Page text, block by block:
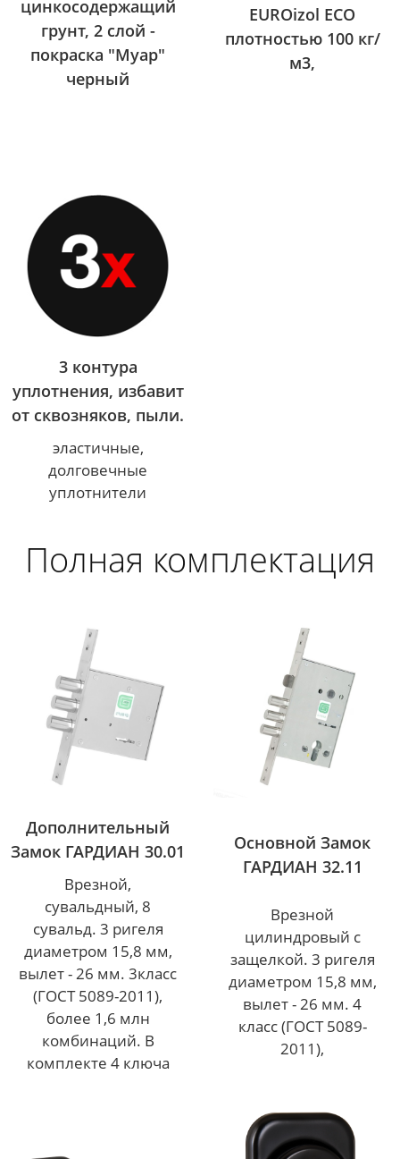
цинкосодержащий
грунт, 2 слой -
покраска "Муар"
черный
EUROizol ECO
плотностью 100 кг/
м3,
3 контура
уплотнения, избавит
от сквозняков, пыли.
эластичные,
долговечные
уплотнители
Полная комплектация
Дополнительный
Замок ГАРДИАН 30.01
Врезной,
сувальдный, 8
сувальд. 3 ригеля
диаметром 15,8 мм,
вылет - 26 мм. 3класс
(ГОСТ 5089-2011),
более 1,6 млн
комбинаций. В
комплекте 4 ключа
Основной Замок
ГАРДИАН 32.11
Врезной
цилиндровый с
защелкой. 3 ригеля
диаметром 15,8 мм,
вылет - 26 мм. 4
класс (ГОСТ 5089-
2011),